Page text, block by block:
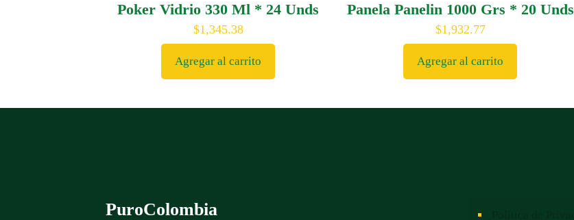
Poker Vidrio 330 Ml * 24 Unds
$1,345.38
Agregar al carrito
Panela Panelin 1000 Grs * 20 Unds
$1,932.77
Agregar al carrito
PuroColombia